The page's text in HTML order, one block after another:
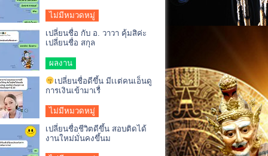
ไม่มีหมวดหมู่
เปลี่ยนชื่อ กับ อ. วาวา คุ้มสิค่ะ
เปลี่ยนชื่อ สกุล
ผลงาน
เปลี่ยนชื่อดีขึ้น มีเเต่คนเอ็นดู
การเงินเข้ามาเรื่
ไม่มีหมวดหมู่
เปลี่ยนชื่อชีวิตดีขึ้น สอบติดได้
งานใหม่มั่นคงขึ้นม